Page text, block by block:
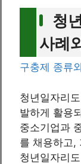
청
사례
구충제 종류
청년일자리
발하게 활용
중소기업과
를 채용하고,
청년일자리